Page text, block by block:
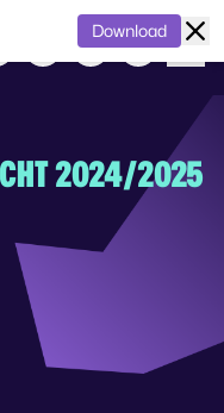
2024/2025
Download